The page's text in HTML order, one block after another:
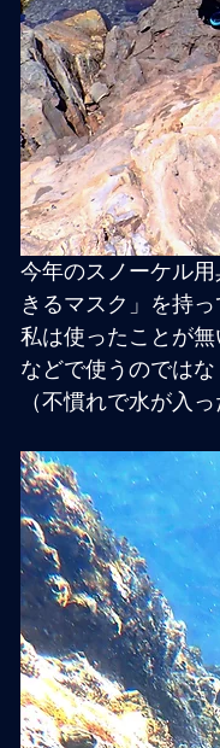
今年のスノーケル
きるマスク」を持
私は使ったことが
などで使うのでは
（不慣れで水が入